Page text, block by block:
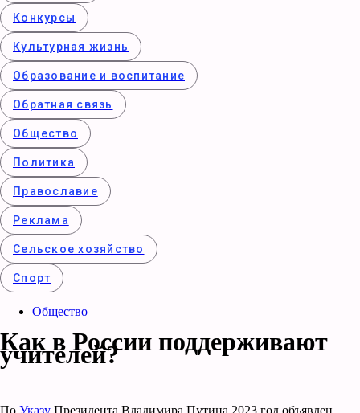
Конкурcы
Культурная жизнь
Образование и воспитание
Обратная связь
Общество
Политика
Православие
Реклама
Сельское хозяйство
Спорт
Общество
Как в России поддерживают
учителей?
По Указу Президента Владимира Путина 2023 год объявлен